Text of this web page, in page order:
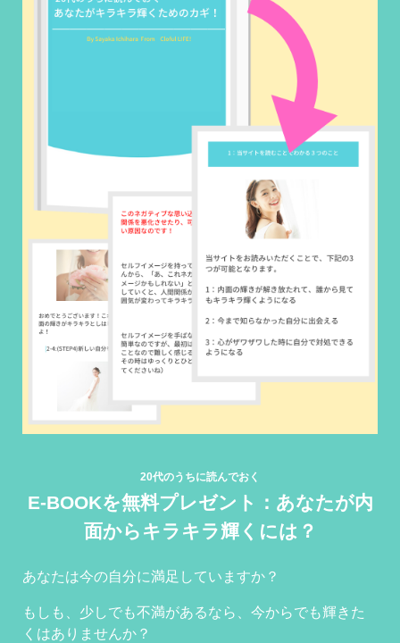
20代のうちに読んでおく
E-BOOKを無料プレゼント：あなたが内
面からキラキラ輝くには？
あなたは今の自分に満足していますか？
もしも、少しでも不満があるなら、今からでも輝きた
くはありませんか？